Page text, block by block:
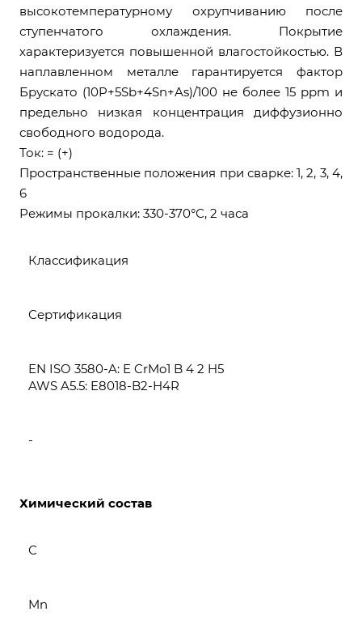
высокотемпературному охрупчиванию после
ступенчатого охлаждения. Покрытие
характеризуется повышенной влагостойкостью. В
наплавленном металле гарантируется фактор
Брускато (10P+5Sb+4Sn+As)/100 не более 15 ppm и
предельно низкая концентрация диффузионно
свободного водорода.
Ток: = (+)
Пространственные положения при сварке: 1, 2, 3, 4,
6
Режимы прокалки: 330-370°С, 2 часа
Классификация
Сертификация
EN ISO 3580-A: E CrMo1 B 4 2 H5
AWS A5.5: E8018-B2-H4R
-
Химический состав
С
Mn